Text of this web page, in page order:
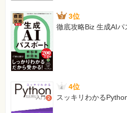
3位
徹底攻略Biz 生成AI
4位
スッキリわかる